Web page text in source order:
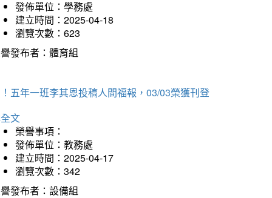
發佈單位：學務處
建立時間：2025-04-18
瀏覽次數：623
發布者：體育組
五年一班李其恩投稿人間福報，03/03榮獲刊登
文
榮譽事項：
發佈單位：教務處
建立時間：2025-04-17
瀏覽次數：342
發布者：設備組